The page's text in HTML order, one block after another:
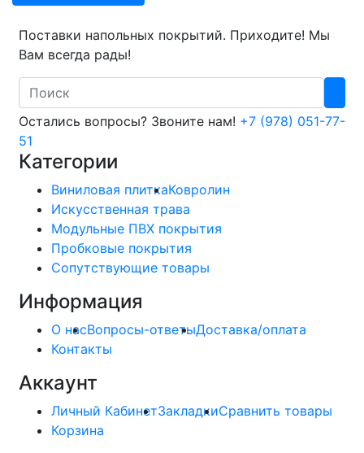
Поставки напольных покрытий. Приходите! Мы
Вам всегда рады!
Search
Остались вопросы? Звоните нам! +7 (978) 051-77-
51
Категории
Виниловая плиткаКовролин
Искусственная трава
Модульные ПВХ покрытия
Пробковые покрытия
Сопутствующие товары
Информация
О насВопросы-ответыДоставка/оплата
Контакты
Аккаунт
Личный КабинетЗакладкиСравнить товары
Корзина